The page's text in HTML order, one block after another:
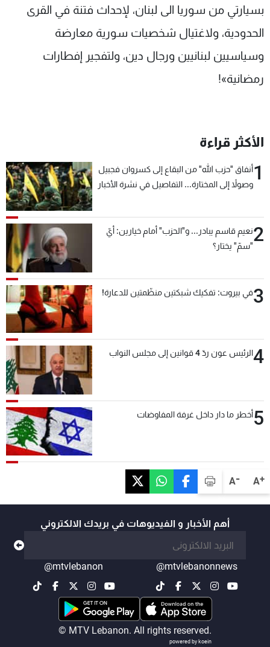
A+
A-
بسيارتي من سوريا الى لبنان، لإحداث فتنة في القرى
الحدودية، ولاغتيال شخصيات سورية معارضة
وسياسيين لبنانيين ورجال دين، ولتفجير إفطارات
رمضانية»!
الأكثر قراءة
1أنفاق "حزب الله" من البقاع إلى كسروان فجبيل
وصولاً إلى المختارة... التفاصيل في نشرة الأخبار
2نعيم قاسم يبادر... و"الحزب" أمام خيارين: أيّ
"سمّ" يختار؟
3في بيروت: تفكيك شبكتين منظّمتين للدعارة!
4الرئيس عون ردّ 4 قوانين إلى مجلس النواب
5أخطر ما دار داخل غرفة المفاوضات
أهم الأخبار و الفيديوهات في بريدك الالكتروني
@mtvlebanonnews
@mtvlebanon
© MTV Lebanon. All rights reserved.
powered by koein